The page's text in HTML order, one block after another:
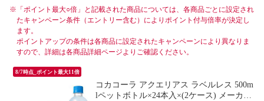
※ 「ポイント最大○倍」と記載された商品については、各商品ごとに設定され
たキャンペーン条件（エントリー含む）によりポイント付与倍率が決定し
ます。
ポイントアップの条件は各商品に設定されたキャンペーンにより異なりま
すので、詳細は各商品詳細ページよりご確認ください。
8/7時点_ポイント最大11倍
コカコーラ アクエリアス ラベルレス 500m
lペットボトル×24本入×(2ケース) メーカー